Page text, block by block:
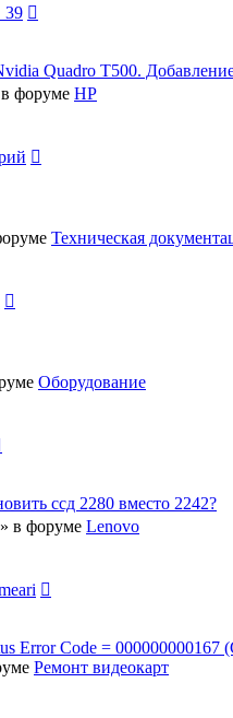
Quadro T500.
форуме HP
Техническая
Оборудование
ссд 2280 вместо 2242?
» в форуме Lenovo
Error Code = 000000000167
Ремонт видеокарт